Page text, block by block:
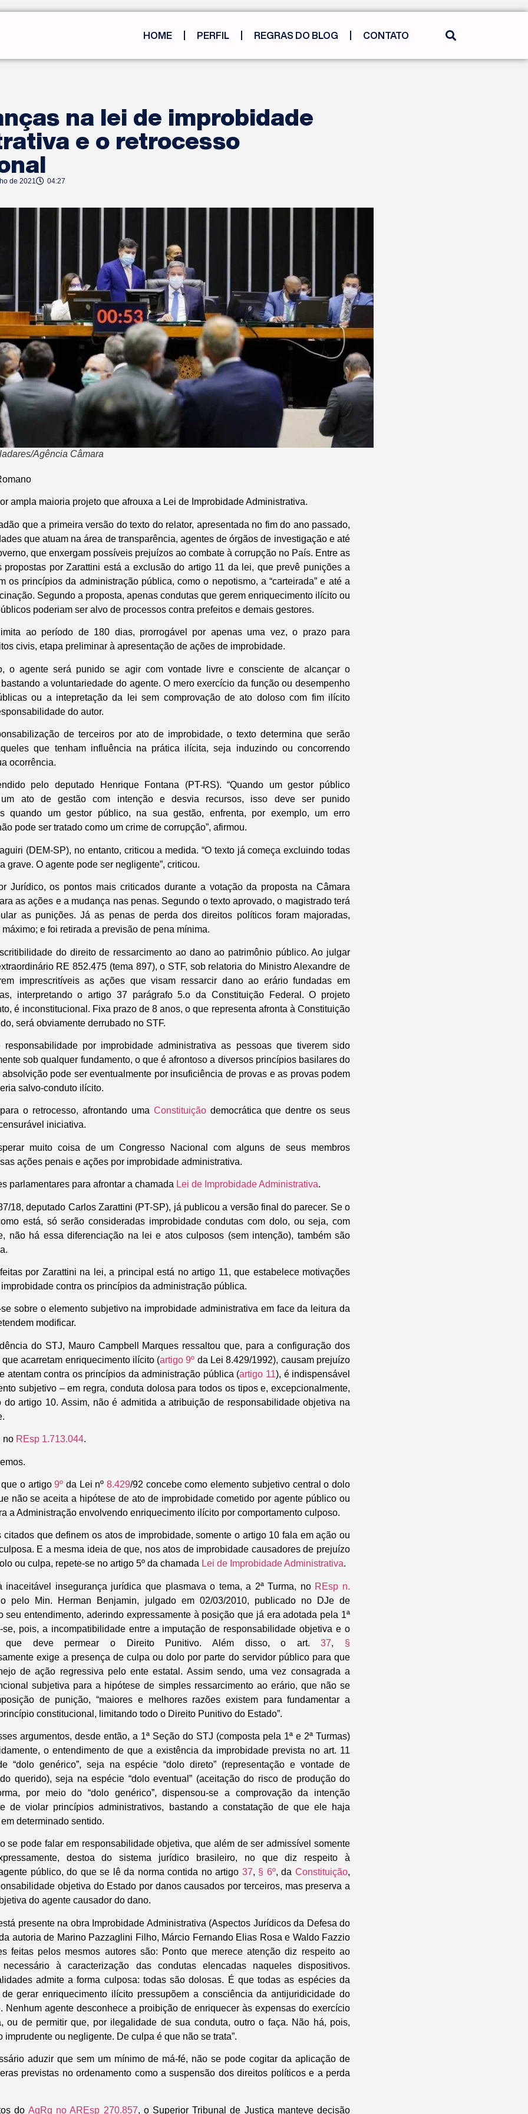
HOME PERFIL REGRAS DO BLOG CONTATO
na lei de improbidade
e o retrocesso
de 2021 04:27
Agência Câmara
ampla maioria projeto que afrouxa a Lei de Improbidade Administrativa.
que a primeira versão do texto do relator, apresentada no fim do ano passado,
que atuam na área de transparência, agentes de órgãos de investigação e até
que enxergam possíveis prejuízos ao combate à corrupção no País. Entre as
propostas por Zarattini está a exclusão do artigo 11 da lei, que prevê punições a
os princípios da administração pública, como o nepotismo, a “carteirada” e até a
Segundo a proposta, apenas condutas que gerem enriquecimento ilícito ou
poderiam ser alvo de processos contra prefeitos e demais gestores.
ao período de 180 dias, prorrogável por apenas uma vez, o prazo para
civis, etapa preliminar à apresentação de ações de improbidade.
o agente será punido se agir com vontade livre e consciente de alcançar o
a voluntariedade do agente. O mero exercício da função ou desempenho
ou a intepretação da lei sem comprovação de ato doloso com fim ilícito
do autor.
de terceiros por ato de improbidade, o texto determina que serão
que tenham influência na prática ilícita, seja induzindo ou concorrendo
ocorrência.
pelo deputado Henrique Fontana (PT-RS). “Quando um gestor público
um ato de gestão com intenção e desvia recursos, isso deve ser punido
quando um gestor público, na sua gestão, enfrenta, por exemplo, um erro
pode ser tratado como um crime de corrupção”, afirmou.
(DEM-SP), no entanto, criticou a medida. “O texto já começa excluindo todas
grave. O agente pode ser negligente”, criticou.
Jurídico, os pontos mais criticados durante a votação da proposta na Câmara
as ações e a mudança nas penas. Segundo o texto aprovado, o magistrado terá
as punições. Já as penas de perda dos direitos políticos foram majoradas,
e foi retirada a previsão de pena mínima.
do direito de ressarcimento ao dano ao patrimônio público. Ao julgar
RE 852.475 (tema 897), o STF, sob relatoria do Ministro Alexandre de
imprescritíveis as ações que visam ressarcir dano ao erário fundadas em
interpretando o artigo 37 parágrafo 5.o da Constituição Federal. O projeto
é inconstitucional. Fixa prazo de 8 anos, o que representa afronta à Constituição
será obviamente derrubado no STF.
por improbidade administrativa as pessoas que tiverem sido
sob qualquer fundamento, o que é afrontoso a diversos princípios basilares do
pode ser eventualmente por insuficiência de provas e as provas podem
salvo-conduto ilícito.
o retrocesso, afrontando uma Constituiçãodemocrática que dentre os seus
iniciativa.
muito coisa de um Congresso Nacional com alguns de seus membros
ações penais e ações por improbidade administrativa.
parlamentares para afrontar a chamada Lei de Improbidade Administrativa.
18, deputado Carlos Zarattini (PT-SP), já publicou a versão final do parecer. Se o
está, só serão consideradas improbidade condutas com dolo, ou seja, com
não há essa diferenciação na lei e atos culposos (sem intenção), também são
por Zarattini na lei, a principal está no artigo 11, que estabelece motivações
contra os princípios da administração pública.
sobre o elemento subjetivo na improbidade administrativa em face da leitura da
modificar.
do STJ, Mauro Campbell Marques ressaltou que, para a configuração dos
acarretam enriquecimento ilícito (artigo 9º da Lei 8.429/1992), causam prejuízo
atentam contra os princípios da administração pública (artigo 11), é indispensável
subjetivo – em regra, conduta dolosa para todos os tipos e, excepcionalmente,
do artigo 10. Assim, não é admitida a atribuição de responsabilidade objetiva na
no REsp 1.713.044.
que o artigo9º da Lei nº8.429/92 concebe como elemento subjetivo central o dolo
não se aceita a hipótese de ato de improbidade cometido por agente público ou
a Administração envolvendo enriquecimento ilícito por comportamento culposo.
citados que definem os atos de improbidade, somente o artigo 10 fala em ação ou
. E a mesma ideia de que, nos atos de improbidade causadores de prejuízo
ou culpa, repete-se no artigo 5º da chamada Lei de Improbidade Administrativa.
inaceitável insegurança jurídica que plasmava o tema, a 2ª Turma, no REsp n.
pelo Min. Herman Benjamin, julgado em 02/03/2010, publicado no DJe de
seu entendimento, aderindo expressamente à posição que já era adotada pela 1ª
se, pois, a incompatibilidade entre a imputação de responsabilidade objetiva e o
que deve permear o Direito Punitivo. Além disso, o art.37, §
exige a presença de culpa ou dolo por parte do servidor público para que
de ação regressiva pelo ente estatal. Assim sendo, uma vez consagrada a
subjetiva para a hipótese de simples ressarcimento ao erário, que não se
de punição, “maiores e melhores razões existem para fundamentar a
constitucional, limitando todo o Direito Punitivo do Estado”.
argumentos, desde então, a 1ª Seção do STJ (composta pela 1ª e 2ª Turmas)
o entendimento de que a existência da improbidade prevista no art. 11
“dolo genérico”, seja na espécie “dolo direto” (representação e vontade de
querido), seja na espécie “dolo eventual” (aceitação do risco de produção do
por meio do “dolo genérico”, dispensou-se a comprovação da intenção
de violar princípios administrativos, bastando a constatação de que ele haja
determinado sentido.
se pode falar em responsabilidade objetiva, que além de ser admissível somente
destoa do sistema jurídico brasileiro, no que diz respeito à
público, do que se lê da norma contida no artigo 37, § 6º, daConstituição,
objetiva do Estado por danos causados por terceiros, mas preserva a
do agente causador do dano.
presente na obra Improbidade Administrativa (Aspectos Jurídicos da Defesa do
autoria de Marino Pazzaglini Filho, Márcio Fernando Elias Rosa e Waldo Fazzio
feitas pelos mesmos autores são: Ponto que merece atenção diz respeito ao
à caracterização das condutas elencadas naqueles dispositivos.
admite a forma culposa: todas são dolosas. É que todas as espécies da
gerar enriquecimento ilícito pressupõem a consciência da antijuridicidade do
Nenhum agente desconhece a proibição de enriquecer às expensas do exercício
ou de permitir que, por ilegalidade de sua conduta, outro o faça. Não há, pois,
ou negligente. De culpa é que não se trata”.
aduzir que sem um mínimo de má-fé, não se pode cogitar da aplicação de
previstas no ordenamento como a suspensão dos direitos políticos e a perda
do AgRg no AREsp 270.857, o Superior Tribunal de Justiça manteve decisão